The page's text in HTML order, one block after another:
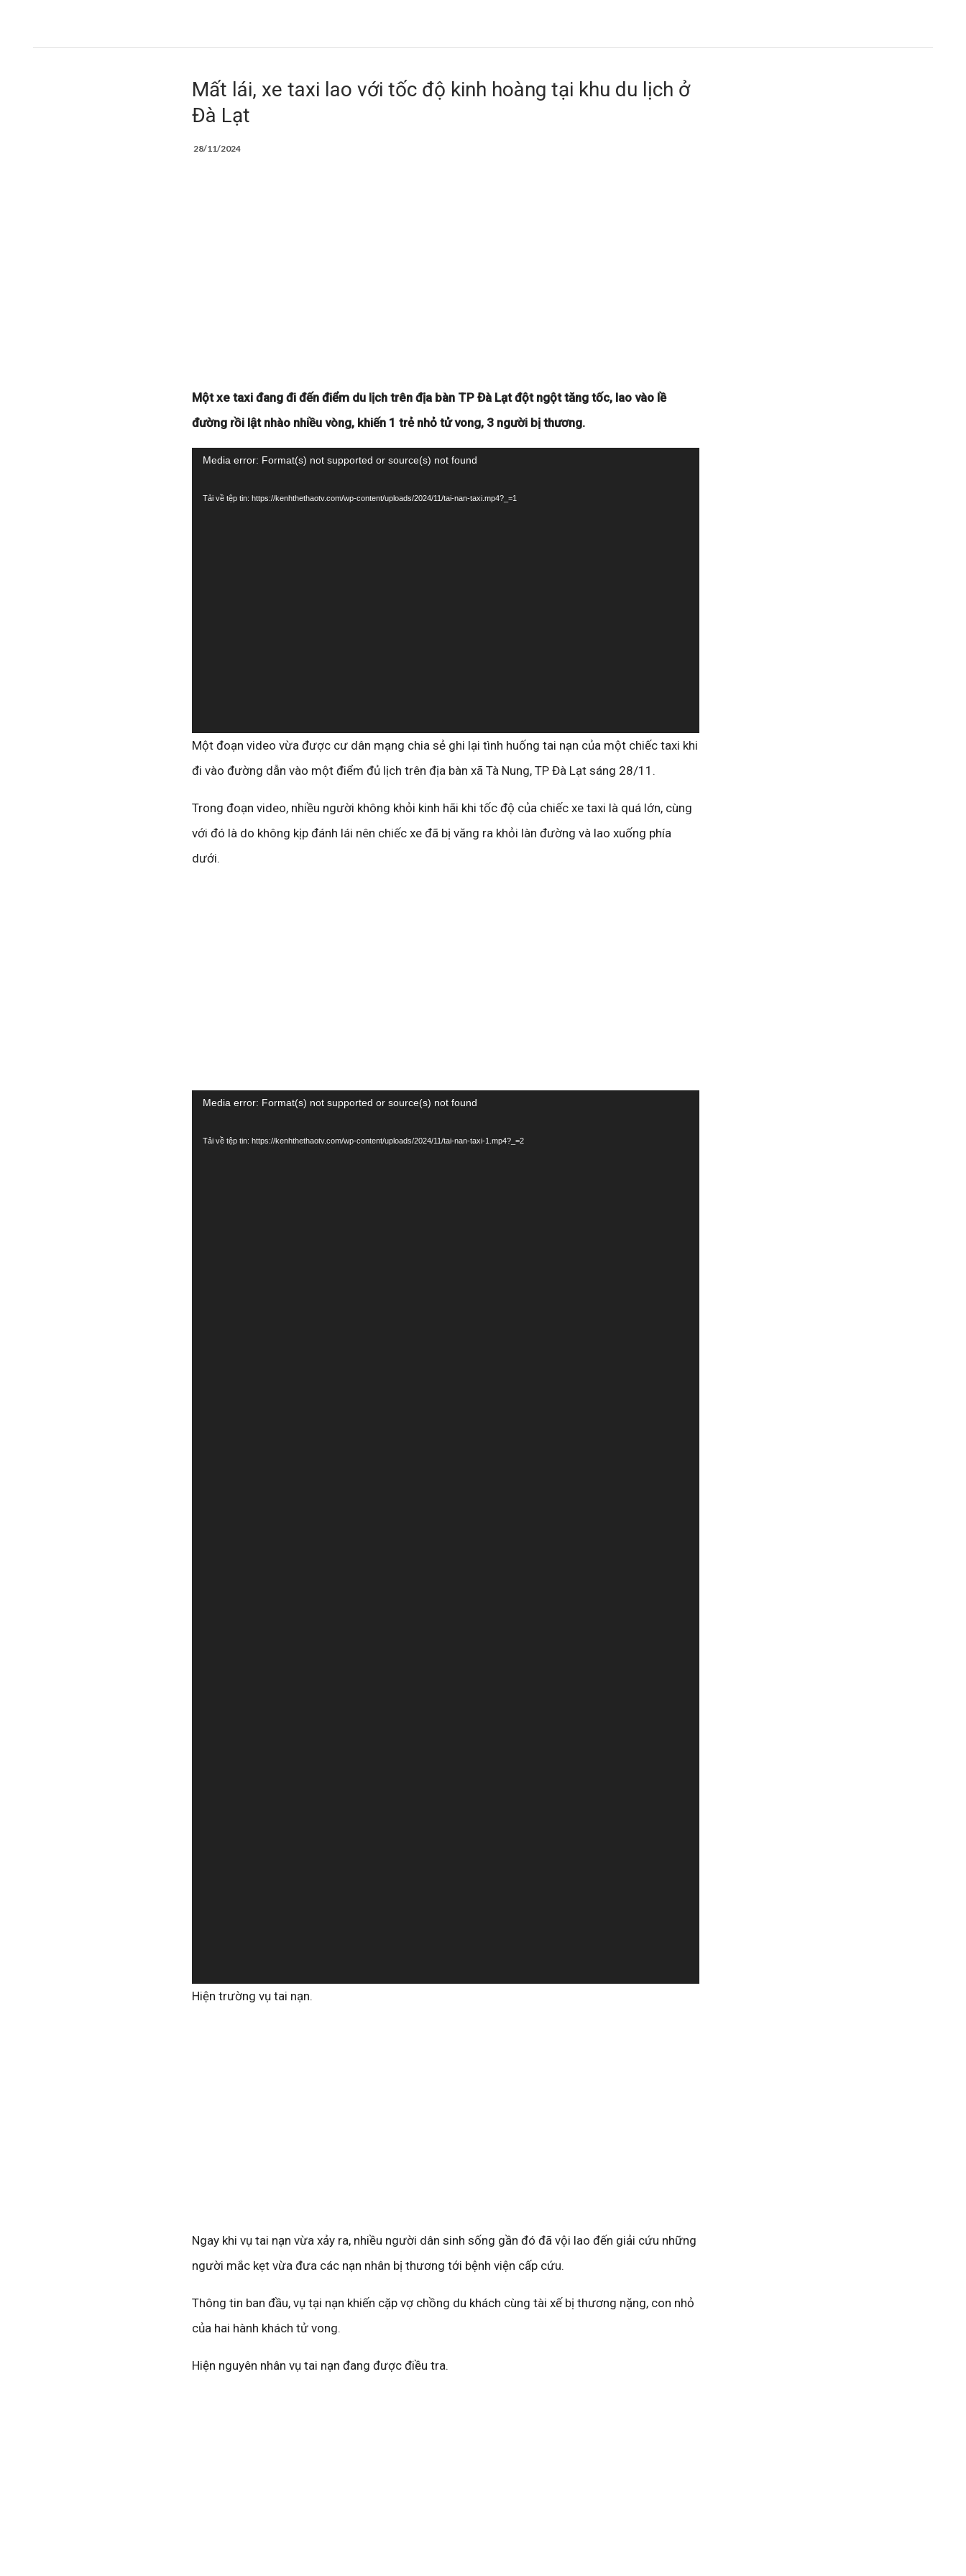
Mất lái, xe taxi lao với tốc độ kinh hoàng tại khu du lịch ở
Đà Lạt
28/11/2024
Một xe taxi đang đi đến điểm du lịch trên địa bàn TP Đà Lạt đột ngột tăng tốc, lao vào lề
đường rồi lật nhào nhiều vòng, khiến 1 trẻ nhỏ tử vong, 3 người bị thương.
Trình
Media error: Format(s) not supported or source(s) not found
Tải về tệp tin: https://kenhthethaotv.com/wp-content/uploads/2024/11/tai-nan-taxi.mp4?_=1
Một đoạn video vừa được cư dân mạng chia sẻ ghi lại tình huống tai nạn của một chiếc taxi khi
đi vào đường dẫn vào một điểm đủ lịch trên địa bàn xã Tà Nung, TP Đà Lạt sáng 28/11.
Trong đoạn video, nhiều người không khỏi kinh hãi khi tốc độ của chiếc xe taxi là quá lớn, cùng
với đó là do không kịp đánh lái nên chiếc xe đã bị văng ra khỏi làn đường và lao xuống phía
dưới.
Trình
Media error: Format(s) not supported or source(s) not found
Tải về tệp tin: https://kenhthethaotv.com/wp-content/uploads/2024/11/tai-nan-taxi-1.mp4?_=2
Hiện trường vụ tai nạn.
Ngay khi vụ tai nạn vừa xảy ra, nhiều người dân sinh sống gần đó đã vội lao đến giải cứu những
người mắc kẹt vừa đưa các nạn nhân bị thương tới bệnh viện cấp cứu.
Thông tin ban đầu, vụ tại nạn khiến cặp vợ chồng du khách cùng tài xế bị thương nặng, con nhỏ
của hai hành khách tử vong.
Hiện nguyên nhân vụ tai nạn đang được điều tra.